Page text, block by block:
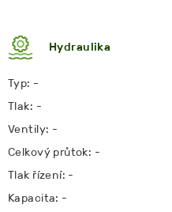
Hydraulika
Typ: -
Tlak: -
Ventily: -
Celkový průtok: -
Tlak řízení: -
Kapacita: -